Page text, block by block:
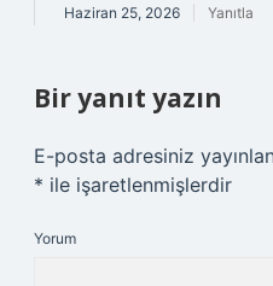
Haziran 25, 2026 Yanıtla
Bir yanıt yazın
E-posta adresiniz
* ile işaretlenmişlerdir
Yorum